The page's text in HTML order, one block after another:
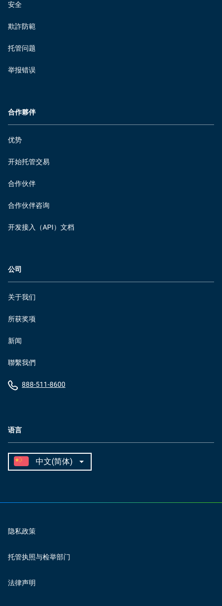
语言
安全
欺詐防範
托管问题
举报错误
合作夥伴
优势
开始托管交易
合作伙伴
合作伙伴咨询
开发接入（API）文档
公司
关于我们
所获奖项
新闻
聯繫我們
888-511-8600
隐私政策
托管执照与检举部门
法律声明